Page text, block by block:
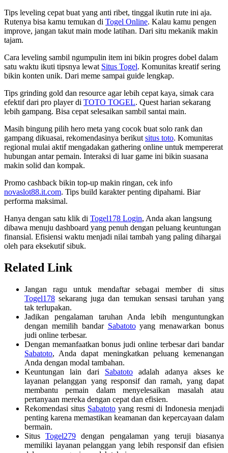
Tips leveling cepat buat yang anti ribet, tinggal ikutin rute ini aja.
Rutenya bisa kamu temukan di Togel Online. Kalau kamu pengen
improve, jangan takut main mode latihan. Dari situ mekanik makin
tajam.
Cara leveling sambil ngumpulin item ini bikin progres dobel dalam
satu waktu ikuti tipsnya lewat Situs Togel. Komunitas kreatif sering
bikin konten unik. Dari meme sampai guide lengkap.
Tips grinding gold dan resource agar lebih cepat kaya, simak cara
efektif dari pro player di TOTO TOGEL. Quest harian sekarang
lebih gampang. Bisa cepat selesaikan sambil santai main.
Masih bingung pilih hero meta yang cocok buat solo rank dan
gampang dikuasai, rekomendasinya berikut situs toto. Komunitas
regional mulai aktif mengadakan gathering online untuk mempererat
hubungan antar pemain. Interaksi di luar game ini bikin suasana
makin solid dan kompak.
Promo cashback bikin top-up makin ringan, cek info
novaslot88.it.com. Tips build karakter penting dipahami. Biar
performa maksimal.
Hanya dengan satu klik di Togel178 Login, Anda akan langsung
dibawa menuju dashboard yang penuh dengan peluang keuntungan
finansial. Efisiensi waktu menjadi nilai tambah yang paling dihargai
oleh para eksekutif sibuk.
Related Link
Jangan ragu untuk mendaftar sebagai member di situs
Togel178 sekarang juga dan temukan sensasi taruhan yang
tak terlupakan.
Jadikan pengalaman taruhan Anda lebih menguntungkan
dengan memilih bandar Sabatotoyang menawarkan bonus
judi online terbesar.
Dengan memanfaatkan bonus judi online terbesar dari bandar
Sabatoto, Anda dapat meningkatkan peluang kemenangan
Anda dengan modal tambahan.
Keuntungan lain dari Sabatoto adalah adanya akses ke
layanan pelanggan yang responsif dan ramah, yang dapat
membantu pemain dalam menyelesaikan masalah atau
pertanyaan mereka dengan cepat dan efisien.
Rekomendasi situs Sabatoto yang resmi di Indonesia menjadi
penting karena memastikan keamanan dan kepercayaan dalam
bermain.
SitusTogel279 dengan pengalaman yang teruji biasanya
memiliki layanan pelanggan yang lebih responsif dan efisien